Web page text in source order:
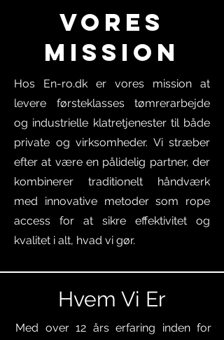
Vores
Mission
Hos En-ro.dk er vores mission at
levere førsteklasses tømrerarbejde
og industrielle klatretjenester til både
private og virksomheder. Vi stræber
efter at være en pålidelig partner, der
kombinerer traditionelt håndværk
med innovative metoder som rope
access for at sikre effektivitet og
kvalitet i alt, hvad vi gør.
Hvem Vi Er
Med over 12 års erfaring inden for